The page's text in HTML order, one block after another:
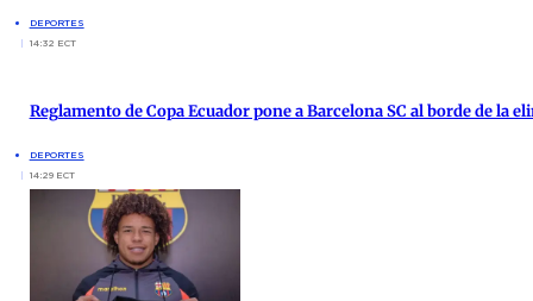
DEPORTES
14:32 ECT
Reglamento de Copa Ecuador pone a Barcelona SC al borde de la
DEPORTES
14:29 ECT